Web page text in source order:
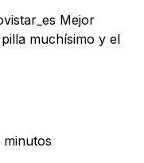
Mejor
muchísimo y el
minutos